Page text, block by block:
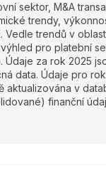
sektor, M&A
trendy,
Vedle trendů v
pro platební
Údaje za rok 2025
data. Údaje pro
v
finanční